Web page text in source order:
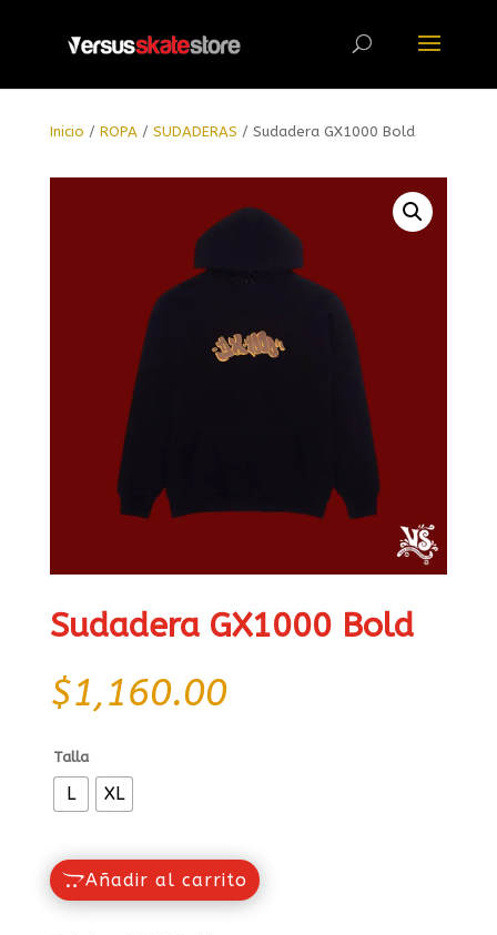
Inicio / ROPA/ SUDADERAS / Sudadera GX1000 Bold
Sudadera GX1000 Bold
$1,160.00
Talla
L XL
Añadir al carrito